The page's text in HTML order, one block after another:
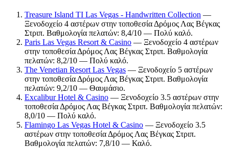
Treasure Island TI Las Vegas - Handwritten Collection —
Ξενοδοχείο 4 αστέρων στην τοποθεσία Δρόμος Λας Βέγκας
Στριπ. Βαθμολογία πελατών: 8,4/10 — Πολύ καλό.
Paris Las Vegas Resort & Casino — Ξενοδοχείο 4 αστέρων
στην τοποθεσία Δρόμος Λας Βέγκας Στριπ. Βαθμολογία
πελατών: 8,2/10 — Πολύ καλό.
The Venetian Resort Las Vegas — Ξενοδοχείο 5 αστέρων
στην τοποθεσία Δρόμος Λας Βέγκας Στριπ. Βαθμολογία
πελατών: 9,2/10 — Θαυμάσιο.
Excalibur Hotel & Casino — Ξενοδοχείο 3.5 αστέρων στην
τοποθεσία Δρόμος Λας Βέγκας Στριπ. Βαθμολογία πελατών:
8,0/10 — Πολύ καλό.
Flamingo Las Vegas Hotel & Casino — Ξενοδοχείο 3.5
αστέρων στην τοποθεσία Δρόμος Λας Βέγκας Στριπ.
Βαθμολογία πελατών: 7,8/10 — Καλό.